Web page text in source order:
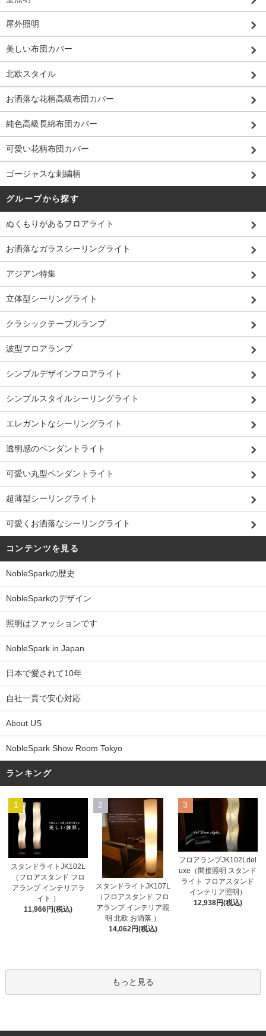
屋外照明
美しい布団カバー
北欧スタイル
お洒落な花柄高級布団カバー
純色高級長綿布団カバー
可愛い花柄布団カバー
ゴージャスな刺繍柄
グループから探す
ぬくもりがあるフロアライト
お洒落なガラスシーリングライト
アジアン特集
立体型シーリングライト
クラシックテーブルランプ
波型フロアランプ
シンプルデザインフロアライト
シンプルスタイルシーリングライト
エレガントなシーリングライト
透明感のペンダントライト
可愛い丸型ペンダントライト
超薄型シーリングライト
可愛くお洒落なシーリングライト
コンテンツを見る
NobleSparkの歴史
NobleSparkのデザイン
照明はファッションです
NobleSpark in Japan
日本で愛されて10年
自社一貫で安心対応
About US
NobleSpark Show Room Tokyo
ランキング
1
スタンドライトJK102L
（フロアスタンド フロ
アランプ インテリアラ
イト ）
11,966円(税込)
2
スタンドライトJK107L
（フロアスタンド フロ
アランプ インテリア照
明 北欧 お洒落 ）
14,062円(税込)
3
フロアランプJK102Ldel
uxe（間接照明 スタンド
ライト フロアスタンド
インテリア照明）
12,938円(税込)
もっと見る